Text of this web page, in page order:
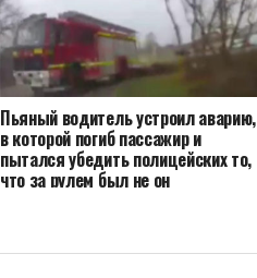
Пьяный водитель устроил аварию,
в которой погиб пассажир и
пытался убедить полицейских то,
что за рулем был не он